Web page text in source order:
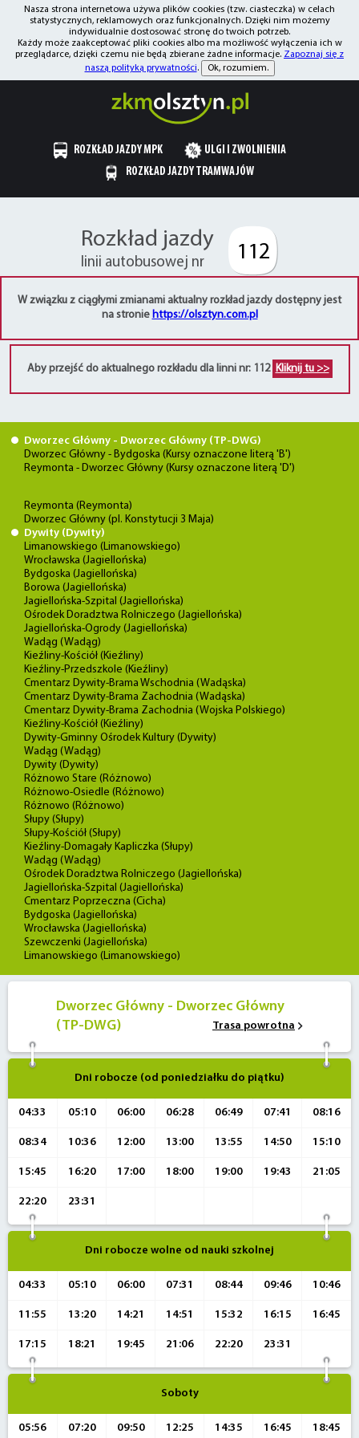
Nasza strona internetowa używa plików cookies (tzw. ciasteczka) w celach
statystycznych, reklamowych oraz funkcjonalnych. Dzięki nim możemy
indywidualnie dostosować stronę do twoich potrzeb.
Każdy może zaakceptować pliki cookies albo ma możliwość wyłączenia ich w
przeglądarce, dzięki czemu nie będą zbierane żadne informacje. Zapoznaj się z
naszą polityką prywatności. Ok, rozumiem.
ROZKŁAD JAZDY MPK
ULGI I ZWOLNIENIA
ROZKŁAD JAZDY TRAMWAJÓW
Rozkład jazdy
linii autobusowej nr 112
W związku z ciągłymi zmianami aktualny rozkład jazdy dostępny jest
na stronie https://olsztyn.com.pl
Aby przejść do aktualnego rozkładu dla linni nr: 112 Kliknij tu >>
Dworzec Główny - Dworzec Główny (TP-DWG)
Dworzec Główny - Bydgoska (Kursy oznaczone literą 'B')
Reymonta - Dworzec Główny (Kursy oznaczone literą 'D')
Reymonta (Reymonta)
Dworzec Główny (pl. Konstytucji 3 Maja)
Dywity (Dywity)
Limanowskiego (Limanowskiego)
Wrocławska (Jagiellońska)
Bydgoska (Jagiellońska)
Borowa (Jagiellońska)
Jagiellońska-Szpital (Jagiellońska)
Ośrodek Doradztwa Rolniczego (Jagiellońska)
Jagiellońska-Ogrody (Jagiellońska)
Wadąg (Wadąg)
Kieźliny-Kościół (Kieźliny)
Kieźliny-Przedszkole (Kieźliny)
Cmentarz Dywity-Brama Wschodnia (Wadąska)
Cmentarz Dywity-Brama Zachodnia (Wadąska)
Cmentarz Dywity-Brama Zachodnia (Wojska Polskiego)
Kieźliny-Kościół (Kieźliny)
Dywity-Gminny Ośrodek Kultury (Dywity)
Wadąg (Wadąg)
Dywity (Dywity)
Różnowo Stare (Różnowo)
Różnowo-Osiedle (Różnowo)
Różnowo (Różnowo)
Słupy (Słupy)
Słupy-Kościół (Słupy)
Kieźliny-Domagały Kapliczka (Słupy)
Wadąg (Wadąg)
Ośrodek Doradztwa Rolniczego (Jagiellońska)
Jagiellońska-Szpital (Jagiellońska)
Cmentarz Poprzeczna (Cicha)
Bydgoska (Jagiellońska)
Wrocławska (Jagiellońska)
Szewczenki (Jagiellońska)
Limanowskiego (Limanowskiego)
Dworzec Główny - Dworzec Główny
(TP-DWG)
Trasa powrotna
Dni robocze (od poniedziałku do piątku)
04:33 05:10 06:00 06:28 06:49 07:41 08:16
08:34 10:36 12:00 13:00 13:55 14:50 15:10
15:45 16:20 17:00 18:00 19:00 19:43 21:05
22:20 23:31
Dni robocze wolne od nauki szkolnej
04:33 05:10 06:00 07:31 08:44 09:46 10:46
11:55 13:20 14:21 14:51 15:32 16:15 16:45
17:15 18:21 19:45 21:06 22:20 23:31
Soboty
05:56 07:20 09:50 12:25 14:35 16:45 18:45